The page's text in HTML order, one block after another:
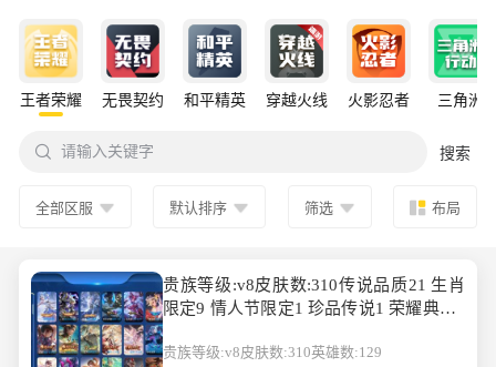
王者荣耀 无畏契约 和平精英 穿越火线 火影忍者 三角洲
 请输入关键字 搜索
全部区服 默认排序 筛选 布局
贵族等级:v8皮肤数:310传说品质21 生肖
限定9 情人节限定1 珍品传说1 荣耀典藏2
贵族等级:v8皮肤数:310英雄数:129